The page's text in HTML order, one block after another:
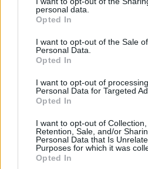
grant or deny consent to Google
use your data for below specified
consent section.
personal data.
Opted In
I want to opt-out of the Sale
Personal Data.
Opted In
I want to opt-out of
Personal Data for Targeted
Opted In
I want to opt-out of Collection,
Retention, Sale, and/or
Personal Data that Is
Purposes for which it was
Opted In
27.07.2023, 22:47